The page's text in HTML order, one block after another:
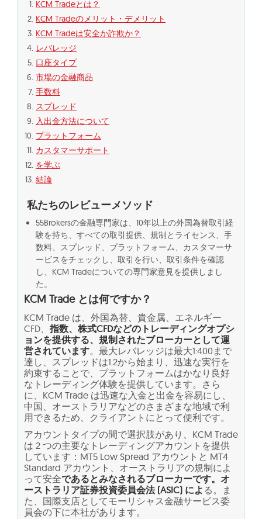
KCM Tradeとは？
KCM Tradeのメリット・デメリット
KCM Tradeは安全か詐欺か？
レバレッジ
口座タイプ
市場の金融商品
手数料
スプレッド
入出金方法について
プラットフォーム
カスタマーサポート
を学ぶ
結論
私たちのレビューメソッド
55Brokersの金融専門家は、10年以上の外国為替取引経
験を持ち、すべての取引提供、規制とライセンス、手
数料、スプレッド、プラットフォーム、カスタマーサ
ービスをチェックし、取引を行い、取引条件を確認
し、KCM Tradeについての専門家意見を提供しまし
た。
KCM Trade とは何ですか？
KCM Trade は、外国為替、貴金属、エネルギー
CFD、 指数、株式CFDなどのトレーディングオプシ
ョンを提供する、規制されたブローカーとして運
営されています。最大レバレッジは最大1:400まで
達し、スプレッドは1.2から始まり、迅速な実行を
約束することで、プラットフォームはかなり良好
なトレーディング体験を提供しています。さら
に、KCM Trade は迅速な入金と出金を容易にし、
中国、オーストラリアなどのさまざまな地域で利
用できるため、クライアントにとって便利です。
アカウントタイプの間で選択肢があり、KCM Trade
は 2 つの主要なトレーディングアカウントを提供
しています：MT5 Low Spread アカウントと MT4
Standard アカウント、オーストラリアの規制によ
って安全であるとみなされるブローカーです。オ
ーストラリア証券投資委員会法 (ASIC) によ る。ま
た、国際支店としてモーリシャス金融サービス委
員会の下に本社があります。